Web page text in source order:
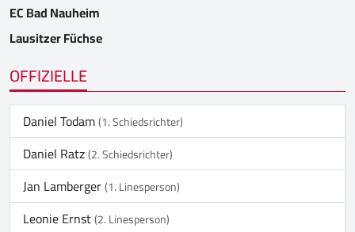
EC Bad Nauheim
Lausitzer Füchse
OFFIZIELLE
Daniel Todam(1. Schiedsrichter)
Daniel Ratz(2. Schiedsrichter)
Jan Lamberger(1. Linesperson)
Leonie Ernst(2. Linesperson)